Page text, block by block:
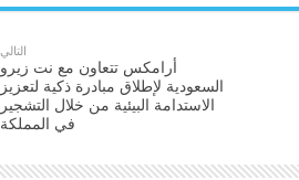
التالي
أرامكس تتعاون مع نت زيرو
السعودية لإطلاق مبادرة ذكية لتعزيز
الاستدامة البيئية من خلال التشجير
في المملكة